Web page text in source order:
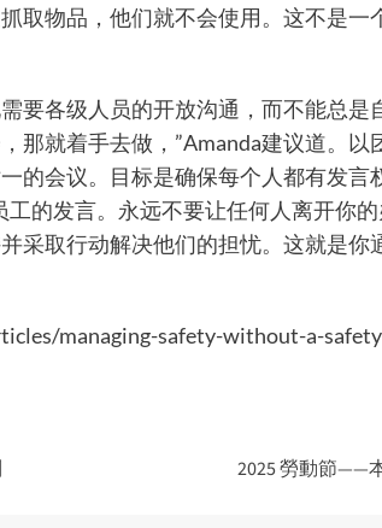
取物品，他们就不会使用。这不是一
要各级人员的开放沟通，而不能总是
那就着手去做，”Amanda建议道。以
的会议。目标是确保每个人都有发言
的发言。永远不要让任何人离开你
采取行动解决他们的担忧。这就是你
managing-safety-without-a-
2025 勞動節——